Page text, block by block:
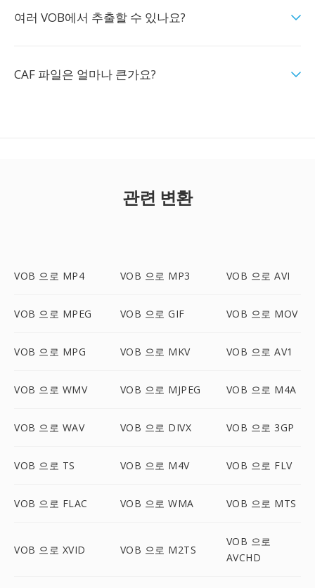
여러 VOB에서 추출할 수 있나요?
CAF 파일은 얼마나 큰가요?
관련 변환
VOB 으로 MP4 VOB 으로 MP3 VOB 으로 AVI
VOB 으로 MPEG VOB 으로 GIF VOB 으로 MOV
VOB 으로 MPG VOB 으로 MKV VOB 으로 AV1
VOB 으로 WMV VOB 으로 MJPEG VOB 으로 M4A
VOB 으로 WAV VOB 으로 DIVX VOB 으로 3GP
VOB 으로 TS VOB 으로 M4V VOB 으로 FLV
VOB 으로 FLAC VOB 으로 WMA VOB 으로 MTS
VOB 으로 XVID VOB 으로 M2TS
VOB 으로
AVCHD